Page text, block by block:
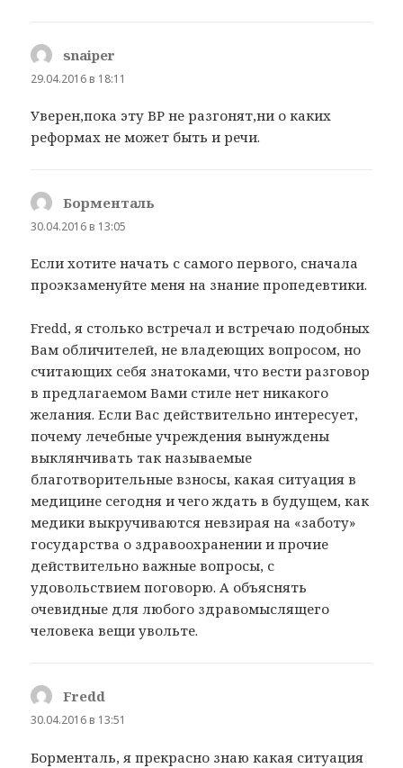
snaiper
29.04.2016 в 18:11
Уверен,пока эту ВР не разгонят,ни о каких
реформах не может быть и речи.
Борменталь
30.04.2016 в 13:05
Если хотите начать с самого первого, сначала
проэкзаменуйте меня на знание пропедевтики.
Fredd, я столько встречал и встречаю подобных
Вам обличителей, не владеющих вопросом, но
считающих себя знатоками, что вести разговор
в предлагаемом Вами стиле нет никакого
желания. Если Вас действительно интересует,
почему лечебные учреждения вынуждены
выклянчивать так называемые
благотворительные взносы, какая ситуация в
медицине сегодня и чего ждать в будущем, как
медики выкручиваются невзирая на «заботу»
государства о здравоохранении и прочие
действительно важные вопросы, с
удовольствием поговорю. А объяснять
очевидные для любого здравомыслящего
человека вещи увольте.
Fredd
30.04.2016 в 13:51
Борменталь, я прекрасно знаю какая ситуация